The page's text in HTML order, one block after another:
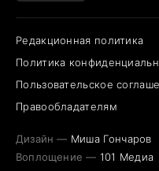
Редакционная политика
Политика
Пользовательское
Правообладателям
Дизайн — Миша Гончаров
Воплощение — 101 Медиа